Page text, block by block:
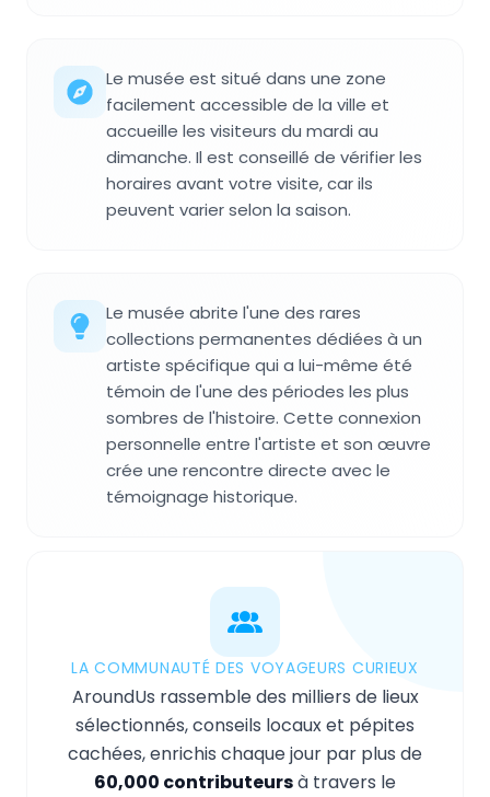
Le musée est situé dans une zone
facilement accessible de la ville et
accueille les visiteurs du mardi au
dimanche. Il est conseillé de vérifier les
horaires avant votre visite, car ils
peuvent varier selon la saison.
Le musée abrite l'une des rares
collections permanentes dédiées à un
artiste spécifique qui a lui-même été
témoin de l'une des périodes les plus
sombres de l'histoire. Cette connexion
personnelle entre l'artiste et son œuvre
crée une rencontre directe avec le
témoignage historique.
LA COMMUNAUTÉ DES VOYAGEURS CURIEUX
AroundUs rassemble des milliers de lieux
sélectionnés, conseils locaux et pépites
cachées, enrichis chaque jour par plus de
60,000 contributeursà travers le